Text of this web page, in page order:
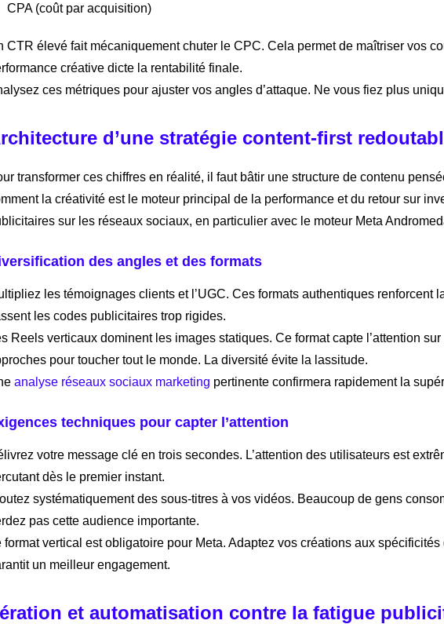
CPA (coût par acquisition)
CTR élevé fait mécaniquement chuter le CPC. Cela permet de maîtriser vos
créative dicte la rentabilité finale.
ces métriques pour ajuster vos angles d’attaque. Ne vous fiez plus
d’une stratégie content-first
transformer ces chiffres en réalité, il faut bâtir une structure de contenu
la créativité est le moteur principal de la performance et du retour sur
sur les réseaux sociaux, en particulier avec le moteur Meta
des angles et des formats
les témoignages clients et l’UGC. Ces formats authentiques renforcent
les codes publicitaires trop rigides.
Reels verticaux dominent les images statiques. Ce format capte l’attention
pour toucher tout le monde. La diversité évite la lassitude.
analyse réseaux sociaux marketing pertinente confirmera rapidement la
techniques pour capter l’attention
votre message clé en trois secondes. L’attention des utilisateurs est
dès le premier instant.
systématiquement des sous-titres à vos vidéos. Beaucoup de gens
pas cette audience importante.
format vertical est obligatoire pour Meta. Adaptez vos créations aux
un meilleur engagement.
et automatisation contre la fatigue